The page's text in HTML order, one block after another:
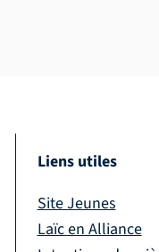
Liens utiles
Site Jeunes
Laïc en Alliance